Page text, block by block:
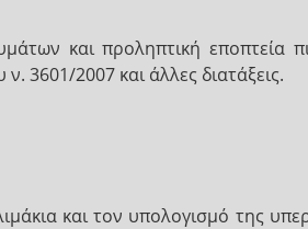
και προληπτική εποπτεία
3601/2007 και άλλες διατάξεις.
και τον υπολογισμό της